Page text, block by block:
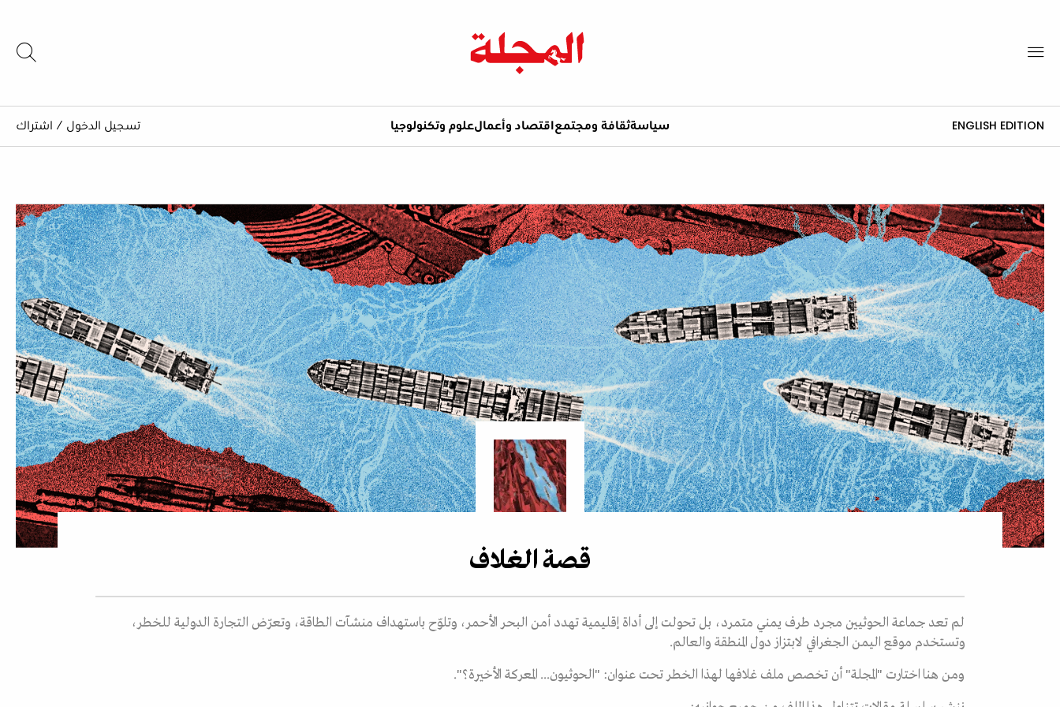
ENGLISH EDITION سياسةثقافة ومجتمع اقتصاد وأعمالعلوم وتكنولوجيا تسجيل الدخول / اشتراك
قصة الغلاف
لم تعد جماعة الحوثيين مجرد طرف يمني متمرد، بل تحولت إلى أداة إقليمية تهدد أمن البحر الأحمر، وتلوّح باستهداف منشآت الطاقة، وتعرّض التجارة الدولية للخطر،
وتستخدم موقع اليمن الجغرافي لابتزاز دول المنطقة والعالم.
ومن هنا اختارت "المجلة" أن تخصص ملف غلافها لهذا الخطر تحت عنوان: "الحوثيون... المعركة الأخيرة؟".